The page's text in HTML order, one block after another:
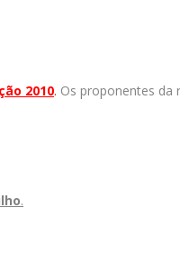
2010. Os proponentes da
.